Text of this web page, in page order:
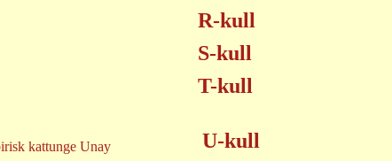
R-kull
S-kull
T-kull
U-kull